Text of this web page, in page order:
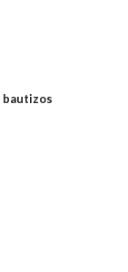
bautizos